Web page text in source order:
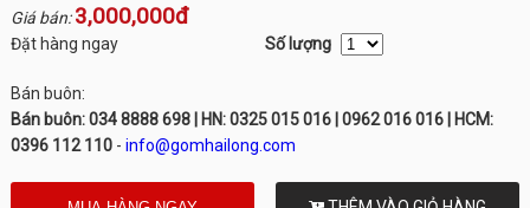
Giá bán:3,000,000đ
Đặt hàng ngay Số lượng
Bán buôn:
Bán buôn: 034 8888 698 | HN: 0325 015 016 | 0962 016 016 | HCM:
0396 112 110- info@gomhailong.com